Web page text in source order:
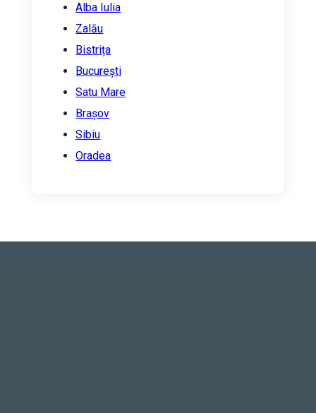
Alba Iulia
Zalău
Bistrița
București
Satu Mare
Brașov
Sibiu
Oradea